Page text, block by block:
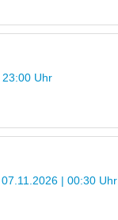
Uhr
| 00:30 Uhr